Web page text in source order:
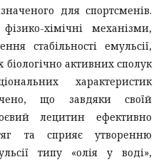
для спортсменів.
хімічні механізми,
стабільності емульсії,
біологічно активних сполук
характеристик
що завдяки своїй
лецитин ефективно
та сприяє утворенню
типу «олія у воді»,